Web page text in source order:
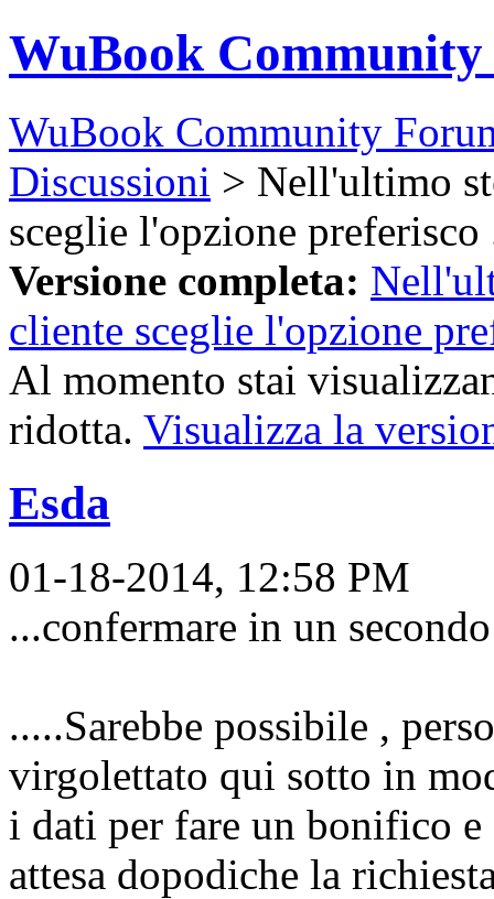
WuBook
WuBook Community
Discussioni > Nell'ultimo
sceglie l'opzione preferisco
Versione completa:
cliente sceglie l'opzione
Al momento stai
ridotta. Visualizza la
Esda
01-18-2014, 12:58 PM
...confermare in un
.....Sarebbe possibile ,
virgolettato qui sotto in
i dati per fare un bonifico
attesa dopodiche la